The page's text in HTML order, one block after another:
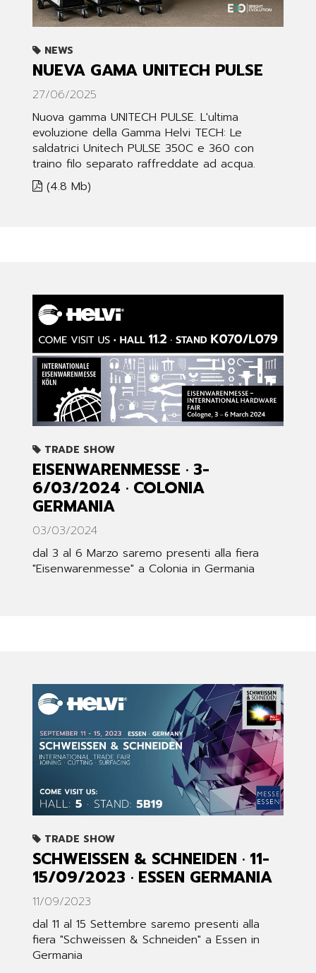
NEWS
NUEVA GAMA UNITECH PULSE
27/06/2025
Nuova gamma UNITECH PULSE. L'ultima
evoluzione della Gamma Helvi TECH: Le
saldatrici Unitech PULSE 350C e 360 con
traino filo separato raffreddate ad acqua.
(4.8 Mb)
TRADE SHOW
EISENWARENMESSE · 3-
6/03/2024 · COLONIA
GERMANIA
03/03/2024
dal 3 al 6 Marzo saremo presenti alla fiera
"Eisenwarenmesse" a Colonia in Germania
TRADE SHOW
SCHWEISSEN & SCHNEIDEN · 11-
15/09/2023 · ESSEN GERMANIA
11/09/2023
dal 11 al 15 Settembre saremo presenti alla
fiera "Schweissen & Schneiden" a Essen in
Germania